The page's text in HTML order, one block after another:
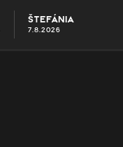
ŠTEFÁNIA
7.8.2026